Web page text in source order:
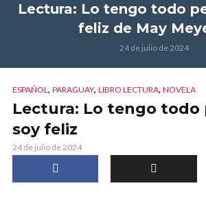
Lectura: Lo tengo todo
feliz de May
24 de julio de 2024
ESPAÑOL, PARAGUAY, LIBRO LECTURA, NOVELA
Lectura: Lo tengo todo
soy feliz
24 de julio de 2024